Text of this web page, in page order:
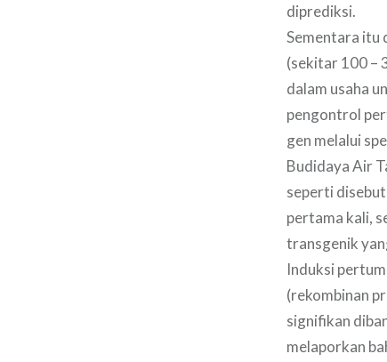
diprediksi.
Sementara itu
(sekitar 100 –
dalam usaha
pengontrol
gen melalui
Budidaya Air
seperti
pertama kali,
transgenik
Induksi
(rekombinan
signifikan
melaporkan